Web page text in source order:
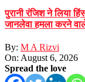
पुरानी रंजिश ने लिया
जानलेवा हमला करने
By: M A Rizvi
On: August 6, 2026
Spread the love